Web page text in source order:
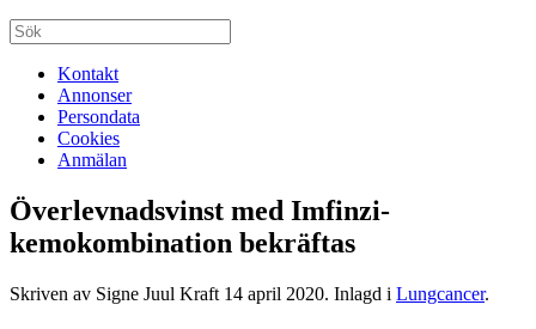
Kontakt
Annonser
Persondata
Cookies
Anmälan
Överlevnadsvinst med Imfinzi-
kemokombination bekräftas
Skriven av Signe Juul Kraft 14 april 2020. Inlagd i Lungcancer.